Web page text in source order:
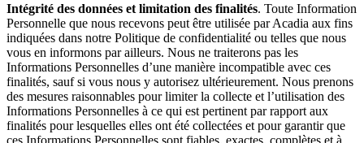
Intégrité des données et limitation des finalités. Toute Information
Personnelle que nous recevons peut être utilisée par Acadia aux fins
indiquées dans notre Politique de confidentialité ou telles que nous
vous en informons par ailleurs. Nous ne traiterons pas les
Informations Personnelles d’une manière incompatible avec ces
finalités, sauf si vous nous y autorisez ultérieurement. Nous prenons
des mesures raisonnables pour limiter la collecte et l’utilisation des
Informations Personnelles à ce qui est pertinent par rapport aux
finalités pour lesquelles elles ont été collectées et pour garantir que
ces Informations Personnelles sont fiables, exactes, complètes et à